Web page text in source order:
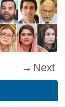
Next →